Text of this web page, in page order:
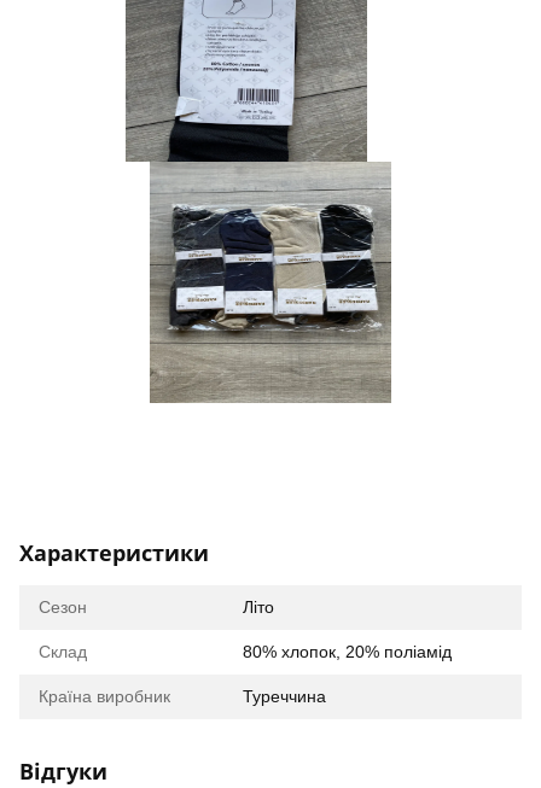
Характеристики
Сезон Літо
Склад 80% хлопок, 20% поліамід
Країна виробник Туреччина
Відгуки